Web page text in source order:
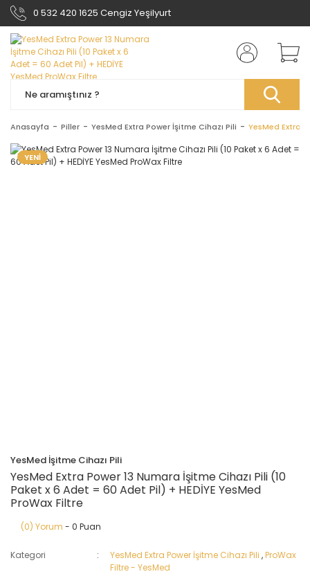
0 532 420 1625 Cengiz Yeşilyurt
Anasayfa Piller YesMed Extra Power İşitme Cihazı Pili YesMed Extra
YENİ
YesMed İşitme Cihazı Pili
YesMed Extra Power 13 Numara İşitme Cihazı Pili (10
Paket x 6 Adet = 60 Adet Pil) + HEDİYE YesMed
ProWax Filtre
(0) Yorum - 0 Puan
Kategori YesMed Extra Power İşitme Cihazı Pili ,ProWax
Filtre - YesMed